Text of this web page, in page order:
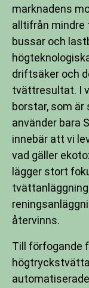
marknadens
alltifrån mindre
bussar och
driftsäker och
tvättresultat. I
borstar, som är
använder bara
innebär att vi
vad gäller
lägger stort
återvinns.
Till förfogande